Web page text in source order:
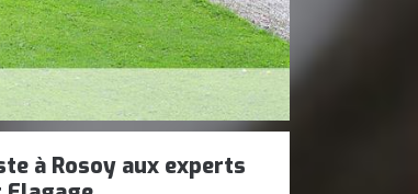
à Rosoy aux experts